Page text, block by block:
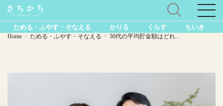
ためる・ふやす・そなえる かりる くらす ちいき
Home > ためる・ふやす・そなえる > 30代の平均貯金額はどれ...